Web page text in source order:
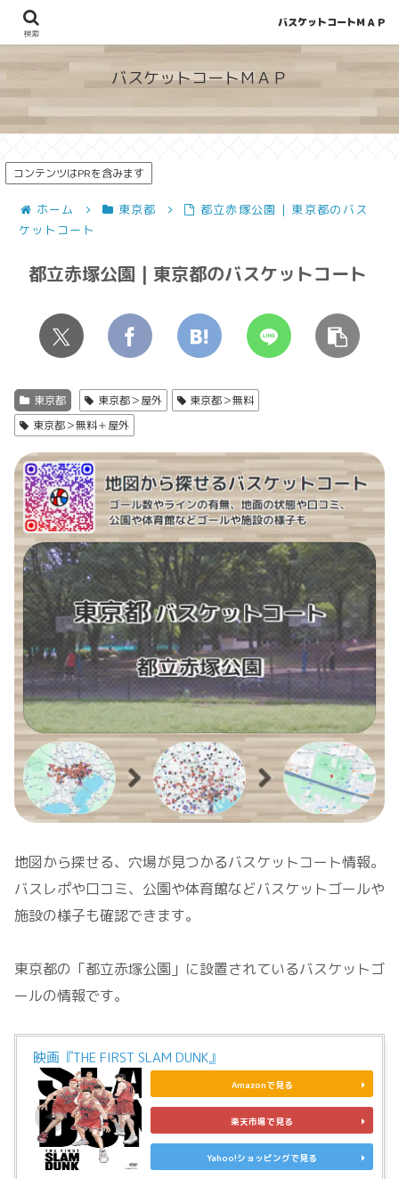
地図から探せる！穴場が見つかるバスケットコート情報
バスケットコートＭＡＰ
コンテンツはPRを含みます
ホーム 東京都
都立赤塚公園 | 東京都のバス
ケットコート
都立赤塚公園 | 東京都のバスケットコート
東京都 東京都＞屋外
東京都＞無料
東京都＞無料＋屋外
地図から探せる、穴場が見つかるバスケットコート情報。
バスレポや口コミ、公園や体育館などバスケットゴールや
施設の様子も確認できます。
東京都の「都立赤塚公園」に設置されているバスケットゴ
ールの情報です。
映画『THE FIRST SLAM DUNK』
Amazonで見る
楽天市場で見る
Yahoo!ショッピングで見る
検索
バスケットコートＭＡＰ